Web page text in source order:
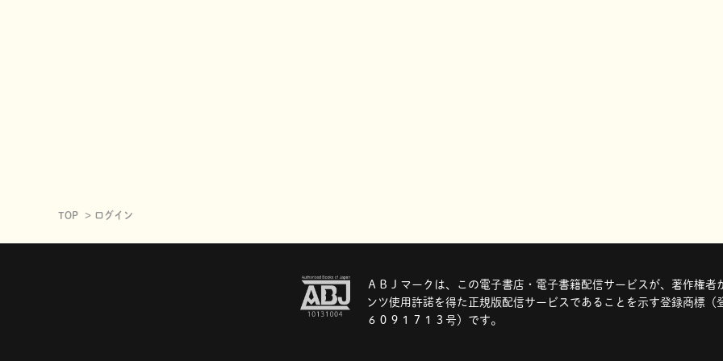
TOP ログイン
ＡＢＪマークは、この電子書店・電子書籍配信サービスが、著作権者
ンツ使用許諾を得た正規版配信サービスであることを示す登録商標（
６０９１７１３号）です。